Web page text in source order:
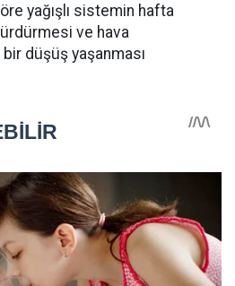
yağışlı sistemin hafta
ve hava
bir düşüş yaşanması